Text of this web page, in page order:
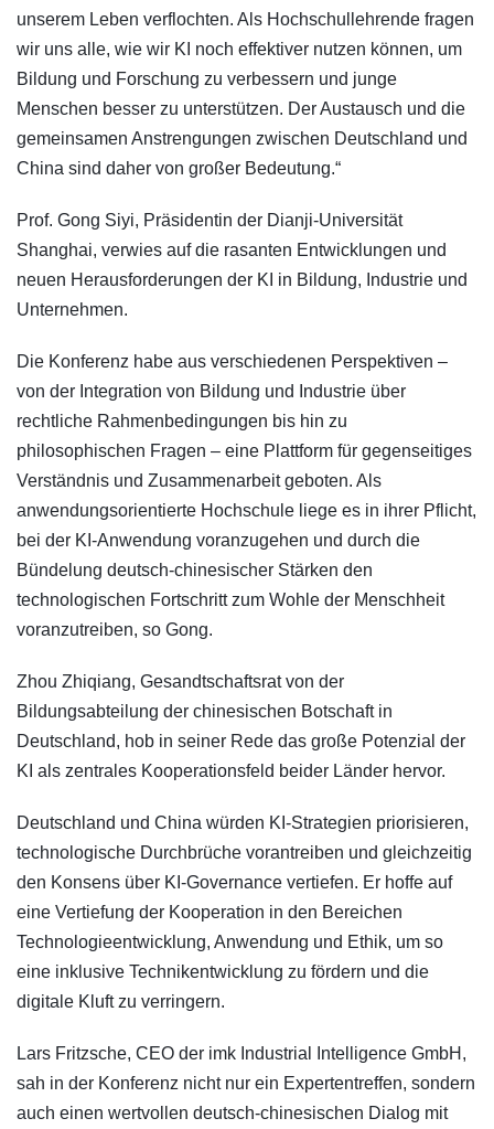
unserem Leben verflochten. Als Hochschullehrende fragen
wir uns alle, wie wir KI noch effektiver nutzen können, um
Bildung und Forschung zu verbessern und junge
Menschen besser zu unterstützen. Der Austausch und die
gemeinsamen Anstrengungen zwischen Deutschland und
China sind daher von großer Bedeutung.“
Prof. Gong Siyi, Präsidentin der Dianji-Universität
Shanghai, verwies auf die rasanten Entwicklungen und
neuen Herausforderungen der KI in Bildung, Industrie und
Unternehmen.
Die Konferenz habe aus verschiedenen Perspektiven –
von der Integration von Bildung und Industrie über
rechtliche Rahmenbedingungen bis hin zu
philosophischen Fragen – eine Plattform für gegenseitiges
Verständnis und Zusammenarbeit geboten. Als
anwendungsorientierte Hochschule liege es in ihrer Pflicht,
bei der KI-Anwendung voranzugehen und durch die
Bündelung deutsch-chinesischer Stärken den
technologischen Fortschritt zum Wohle der Menschheit
voranzutreiben, so Gong.
Zhou Zhiqiang, Gesandtschaftsrat von der
Bildungsabteilung der chinesischen Botschaft in
Deutschland, hob in seiner Rede das große Potenzial der
KI als zentrales Kooperationsfeld beider Länder hervor.
Deutschland und China würden KI-Strategien priorisieren,
technologische Durchbrüche vorantreiben und gleichzeitig
den Konsens über KI-Governance vertiefen. Er hoffe auf
eine Vertiefung der Kooperation in den Bereichen
Technologieentwicklung, Anwendung und Ethik, um so
eine inklusive Technikentwicklung zu fördern und die
digitale Kluft zu verringern.
Lars Fritzsche, CEO der imk Industrial Intelligence GmbH,
sah in der Konferenz nicht nur ein Expertentreffen, sondern
auch einen wertvollen deutsch-chinesischen Dialog mit